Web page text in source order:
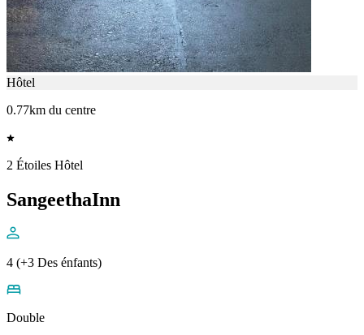
Hôtel
0.77km du centre
2 Étoiles Hôtel
SangeethaInn
4 (+3 Des énfants)
Double